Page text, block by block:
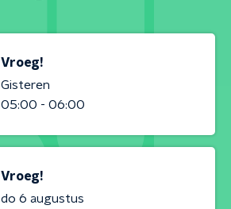
Vroeg!
Gisteren
05:00 - 06:00
Vroeg!
do 6 augustus